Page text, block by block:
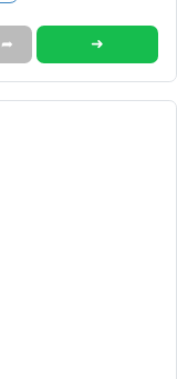
➦ ➜